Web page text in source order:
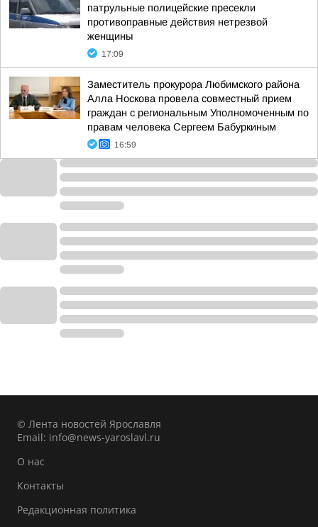
патрульные полицейские пресекли
противоправные действия нетрезвой
женщины
17:09
Заместитель прокурора Любимского района
Алла Носкова провела совместный прием
граждан с региональным Уполномоченным по
правам человека Сергеем Бабуркиным
16:59
© Лента новостей Ярославля
Email: info@news-yaroslavl.ru
О нас
Контакты
Редакционная политика